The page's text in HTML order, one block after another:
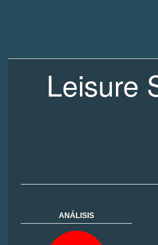
Leisure
ANÁLISIS